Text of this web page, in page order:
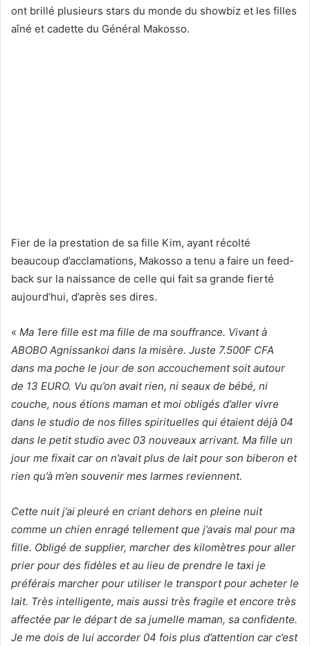
ont brillé plusieurs stars du monde du showbiz et les filles
aîné et cadette du Général Makosso.
Fier de la prestation de sa fille Kim, ayant récolté
beaucoup d’acclamations, Makosso a tenu a faire un feed-
back sur la naissance de celle qui fait sa grande fierté
aujourd’hui, d’après ses dires.
« Ma 1ere fille est ma fille de ma souffrance. Vivant à
ABOBO Agnissankoi dans la misère. Juste 7.500F CFA
dans ma poche le jour de son accouchement soit autour
de 13 EURO. Vu qu’on avait rien, ni seaux de bébé, ni
couche, nous étions maman et moi obligés d’aller vivre
dans le studio de nos filles spirituelles qui étaient déjà 04
dans le petit studio avec 03 nouveaux arrivant. Ma fille un
jour me fixait car on n’avait plus de lait pour son biberon et
rien qu’à m’en souvenir mes larmes reviennent.
Cette nuit j’ai pleuré en criant dehors en pleine nuit
comme un chien enragé tellement que j’avais mal pour ma
fille. Obligé de supplier, marcher des kilomètres pour aller
prier pour des fidèles et au lieu de prendre le taxi je
préférais marcher pour utiliser le transport pour acheter le
lait. Très intelligente, mais aussi très fragile et encore très
affectée par le départ de sa jumelle maman, sa confidente.
Je me dois de lui accorder 04 fois plus d’attention car c’est